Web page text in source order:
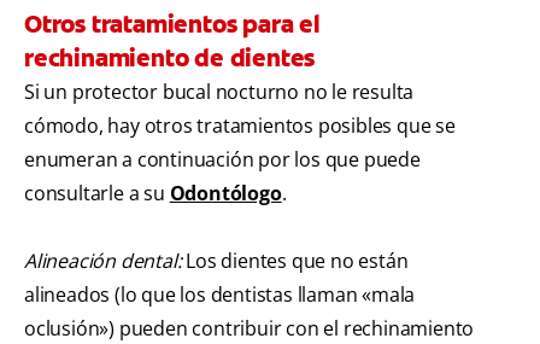
Otros tratamientos para el
rechinamiento de dientes
Si un protector bucal nocturno no le resulta
cómodo, hay otros tratamientos posibles que se
enumeran a continuación por los que puede
consultarle a su Odontólogo.
Alineación dental:Los dientes que no están
alineados (lo que los dentistas llaman «mala
oclusión») pueden contribuir con el rechinamiento